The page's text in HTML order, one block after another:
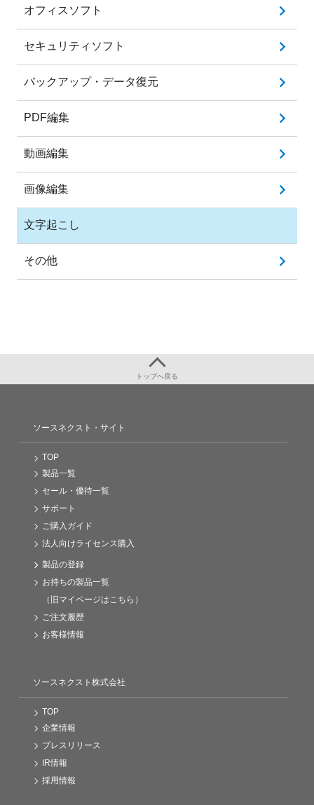
オフィスソフト
セキュリティソフト
バックアップ・データ復元
PDF編集
動画編集
画像編集
文字起こし
その他
トップへ戻る
ソースネクスト・サイト
TOP
製品一覧
セール・優待一覧
サポート
ご購入ガイド
法人向けライセンス購入
製品の登録
お持ちの製品一覧
（旧マイページはこちら）
ご注文履歴
お客様情報
ソースネクスト株式会社
TOP
企業情報
プレスリリース
IR情報
採用情報